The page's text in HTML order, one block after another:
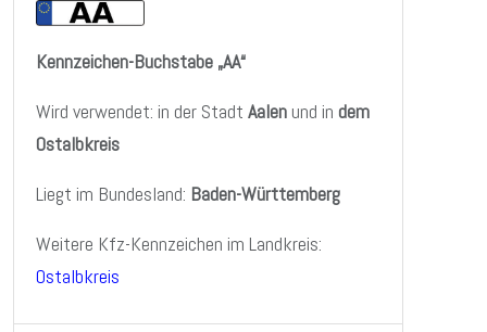
Kennzeichen-Buchstabe „AA“
Wird verwendet: in der Stadt Aalen und in dem
Ostalbkreis
Liegt im Bundesland: Baden-Württemberg
Weitere Kfz-Kennzeichen im Landkreis:
Ostalbkreis